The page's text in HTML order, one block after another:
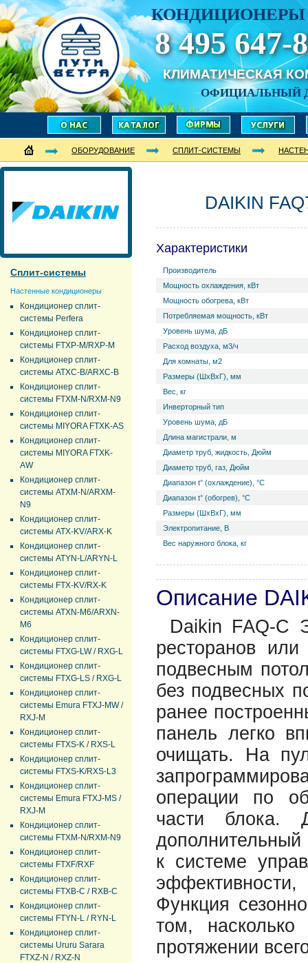
КОНДИЦИОНЕРЫ
8 495 647-
КЛИМАТИЧЕСКАЯ
ОФИЦИАЛЬНЫЙ
ОБОРУДОВАНИЕ СПЛИТ-СИСТЕМЫ
Сплит-системы
Настенные кондиционеры
Кондиционер сплит-
системы Perfera
Кондиционер сплит-
системы FTXP-M/RXP-M
Кондиционер сплит-
системы ATXC-B/ARXC-B
Кондиционер сплит-
системы FTXM-N/RXM-N9
Кондиционер сплит-
системы MIYORA FTXK-AS
Кондиционер сплит-
системы MIYORA FTXK-
AW
Кондиционер сплит-
системы ATXM-N/ARXM-
N9
Кондиционер сплит-
системы ATX-KV/ARX-K
Кондиционер сплит-
системы ATYN-L/ARYN-L
Кондиционер сплит-
системы FTX-KV/RX-K
Кондиционер сплит-
системы ATXN-M6/ARXN-
M6
Кондиционер сплит-
системы FTXG-LW / RXG-L
Кондиционер сплит-
системы FTXG-LS / RXG-L
Кондиционер сплит-
системы Emura FTXJ-MW /
RXJ-M
Кондиционер сплит-
системы FTXS-K / RXS-L
Кондиционер сплит-
системы FTXS-K/RXS-L3
Кондиционер сплит-
системы Emura FTXJ-MS /
RXJ-M
Кондиционер сплит-
системы FTXM-N/RXM-N9
Кондиционер сплит-
системы FTXF/RXF
Кондиционер сплит-
системы FTXB-C / RXB-C
Кондиционер сплит-
системы FTYN-L / RYN-L
Кондиционер сплит-
системы Ururu Sarara
FTXZ-N / RXZ-N
DAIKIN
Характеристики
Производитель
Мощность охлаждения, кВт
Мощность обогрева, кВт
Потребляемая мощность, кВт
Уровень ш­ума, дБ
Расход воздуха, м3/ч
Для комнаты, м2
Размеры (ШхВхГ), мм
Вес, кг
Инверторный тип
Уровень ш­ума, дБ
Длина магистрали, м
Диаметр труб, жидкость, Дюйм
Диаметр труб, газ, Дюйм
Диапазон t° (охлаждение), °С
Диапазон t° (обогрев), °С
Размеры (ШхВхГ), мм
Электропитание, В
Вес наружного блока, кг
Описание
Daikin FAQ-C
ресторанов
подвесным
без подвесных
ранее
панель легко
очищать. На
операции по
части блока.
дополнительный
к системе
Функция
том, насколько
протяжении